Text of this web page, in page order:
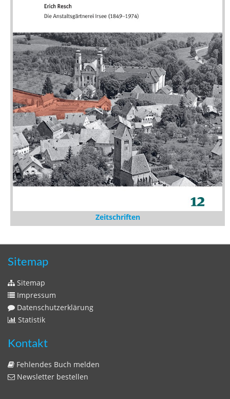
Zeitschriften
Sitemap
Sitemap
Impressum
Datenschutzerklärung
Statistik
Kontakt
Fehlendes Buch melden
Newsletter bestellen